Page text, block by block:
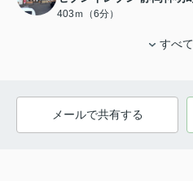
403ｍ（6分）
すべ
メールで共有する